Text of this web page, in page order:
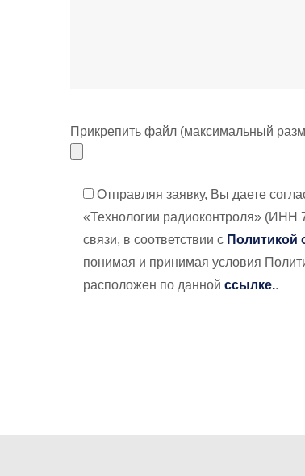
Прикрепить файл (максимальный
Отправляя заявку, Вы даете
«Технологии радиоконтроля» (ИНН
связи, в соответствии с Политикой
понимая и принимая условия
расположен по данной ссылке..